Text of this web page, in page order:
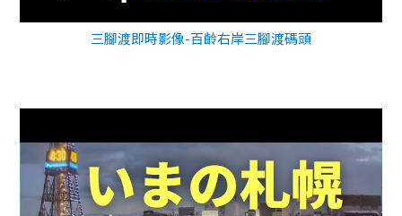
三腳渡即時影像-百齡右岸三腳渡碼頭